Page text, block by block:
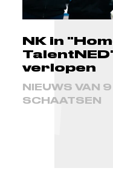
NK in
verlopen
NIEUWS VAN
SCHAATSEN